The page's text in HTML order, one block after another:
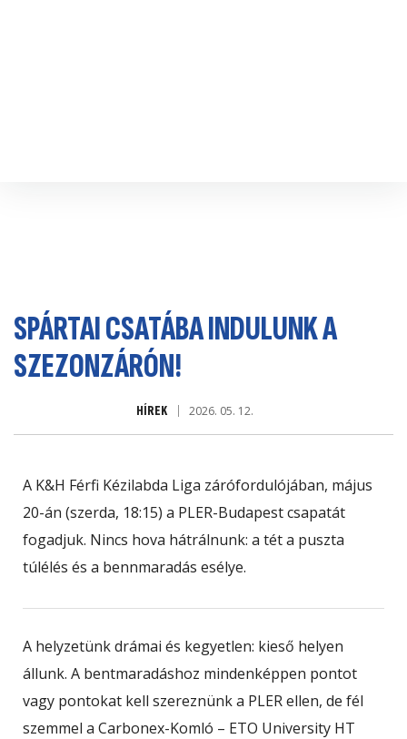
SPÁRTAI CSATÁBA INDULUNK A
SZEZONZÁRÓN!
HÍREK 2026. 05. 12.
A K&H Férfi Kézilabda Liga zárófordulójában, május
20-án (szerda, 18:15) a PLER-Budapest csapatát
fogadjuk. Nincs hova hátrálnunk: a tét a puszta
túlélés és a bennmaradás esélye.
A helyzetünk drámai és kegyetlen: kieső helyen
állunk. A bentmaradáshoz mindenképpen pontot
vagy pontokat kell szereznünk a PLER ellen, de fél
szemmel a Carbonex-Komló – ETO University HT